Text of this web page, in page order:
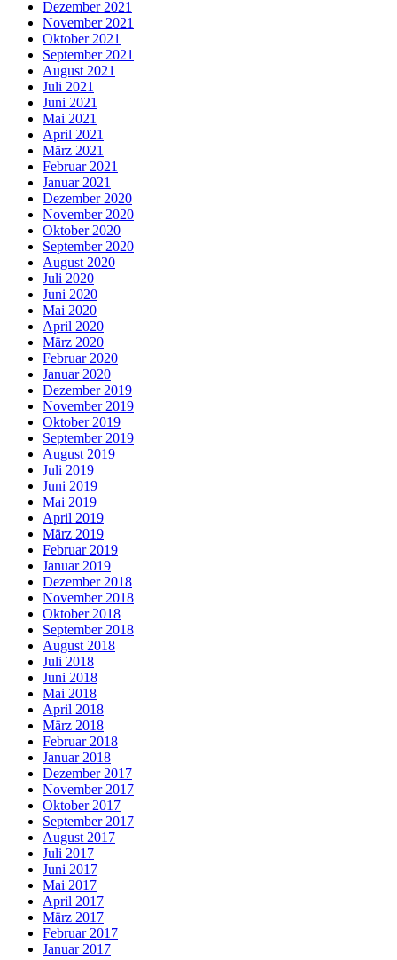
Dezember 2021
November 2021
Oktober 2021
September 2021
August 2021
Juli 2021
Juni 2021
Mai 2021
April 2021
März 2021
Februar 2021
Januar 2021
Dezember 2020
November 2020
Oktober 2020
September 2020
August 2020
Juli 2020
Juni 2020
Mai 2020
April 2020
März 2020
Februar 2020
Januar 2020
Dezember 2019
November 2019
Oktober 2019
September 2019
August 2019
Juli 2019
Juni 2019
Mai 2019
April 2019
März 2019
Februar 2019
Januar 2019
Dezember 2018
November 2018
Oktober 2018
September 2018
August 2018
Juli 2018
Juni 2018
Mai 2018
April 2018
März 2018
Februar 2018
Januar 2018
Dezember 2017
November 2017
Oktober 2017
September 2017
August 2017
Juli 2017
Juni 2017
Mai 2017
April 2017
März 2017
Februar 2017
Januar 2017